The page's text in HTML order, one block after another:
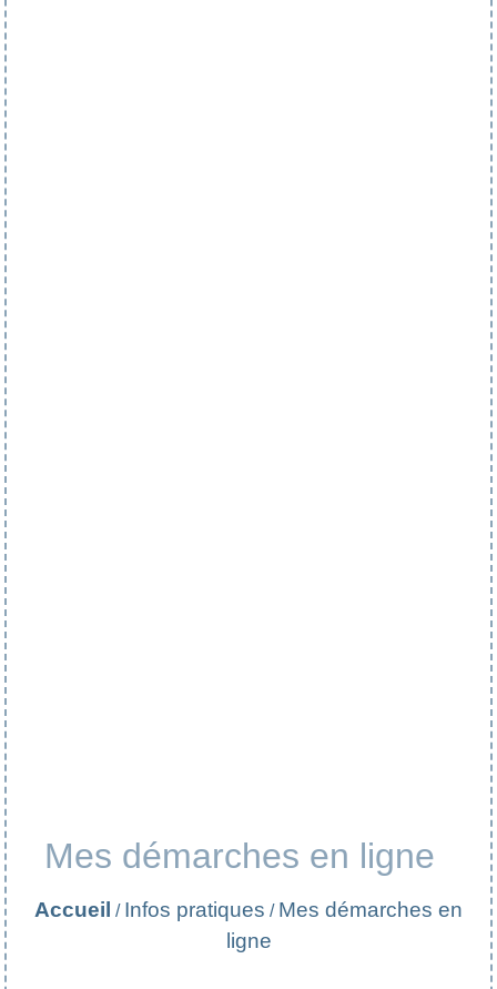
Mes démarches en ligne
Accueil / Infos pratiques / Mes démarches en
ligne